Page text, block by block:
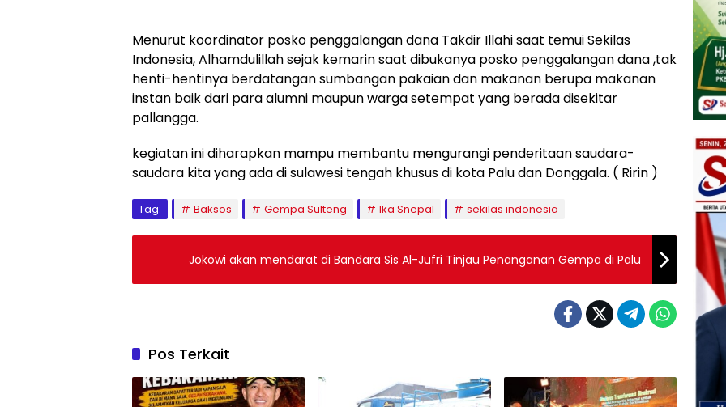
Menurut koordinator posko penggalangan dana Takdir Illahi saat temui Sekilas
Indonesia, Alhamdulillah sejak kemarin saat dibukanya posko penggalangan dana ,tak
henti-hentinya berdatangan sumbangan pakaian dan makanan berupa makanan
instan baik dari para alumni maupun warga setempat yang berada disekitar
pallangga.
kegiatan ini diharapkan mampu membantu mengurangi penderitaan saudara-
saudara kita yang ada di sulawesi tengah khusus di kota Palu dan Donggala. ( Ririn )
Tag: Baksos Gempa Sulteng Ika Snepal sekilas indonesia
Jokowi akan mendarat di Bandara Sis Al-Jufri Tinjau Penanganan Gempa di Palu
Pos Terkait